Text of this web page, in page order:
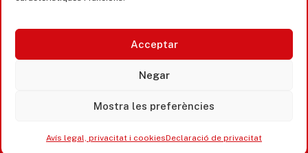
Acceptar
Negar
Mostra les preferències
Avís legal, privacitat i cookiesDeclaració de privacitat
Castell d’Aro · Platja d’Aro · S’Agaró
365 www.platjadaro